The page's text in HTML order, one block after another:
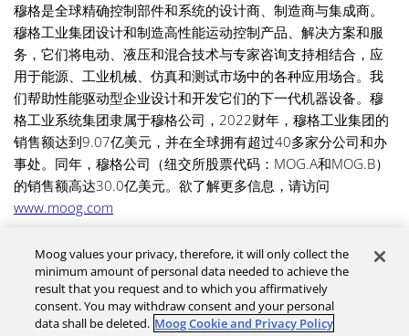
穆格是全球精确控制部件和系统的设计商、制造商与集成商。
穆格工业集团设计和制造高性能运动控制产品、解决方案和服
务，它们将电动、液压和混合技术与专家咨询支持相结合，应
用于能源、工业机械、仿真和测试市场中的各种应用场合。我
们帮助性能驱动型企业设计和开发它们的下一代机器设备。穆
格工业系统集团隶属于穆格公司，2022财年，穆格工业集团的
销售额达到9.07亿美元，并在全球拥有超过40多家分公司和办
事处。同年，穆格公司（纽交所股票代码：MOG.A和MOG.B）
的销售额高达30.0亿美元。欲了解更多信息，请访问
www.moog.com
联系我们
隐私政策
Moog values your privacy, therefore, it will only collect the
minimum amount of personal data needed to achieve the
result that you request and to which you affirmatively
consent. You may withdraw consent and your personal
data shall be deleted. Moog Cookie and Privacy Policy